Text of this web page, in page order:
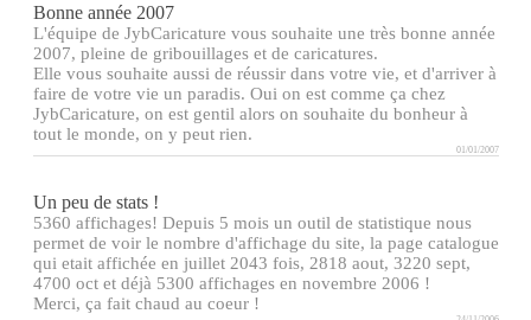
Bonne année 2007
L'équipe de JybCaricature vous souhaite une très bonne année
2007, pleine de gribouillages et de caricatures.
Elle vous souhaite aussi de réussir dans votre vie, et d'arriver à
faire de votre vie un paradis. Oui on est comme ça chez
JybCaricature, on est gentil alors on souhaite du bonheur à
tout le monde, on y peut rien.
01/01/2007
Un peu de stats !
5360 affichages! Depuis 5 mois un outil de statistique nous
permet de voir le nombre d'affichage du site, la page catalogue
qui etait affichée en juillet 2043 fois, 2818 aout, 3220 sept,
4700 oct et déjà 5300 affichages en novembre 2006 !
Merci, ça fait chaud au coeur !